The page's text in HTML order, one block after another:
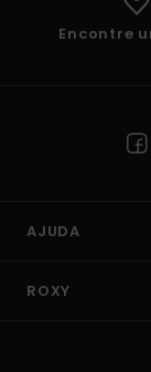
Encontre
AJUDA
ROXY